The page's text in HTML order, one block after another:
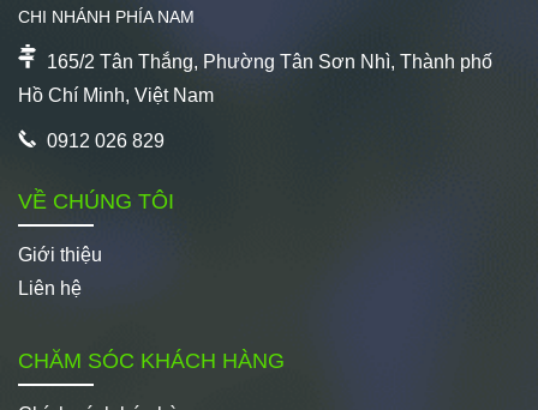
CHI NHÁNH PHÍA NAM
165/2 Tân Thắng, Phường Tân Sơn Nhì, Thành phố
Hồ Chí Minh, Việt Nam
0912 026 829
VỀ CHÚNG TÔI
Giới thiệu
Liên hệ
CHĂM SÓC KHÁCH HÀNG